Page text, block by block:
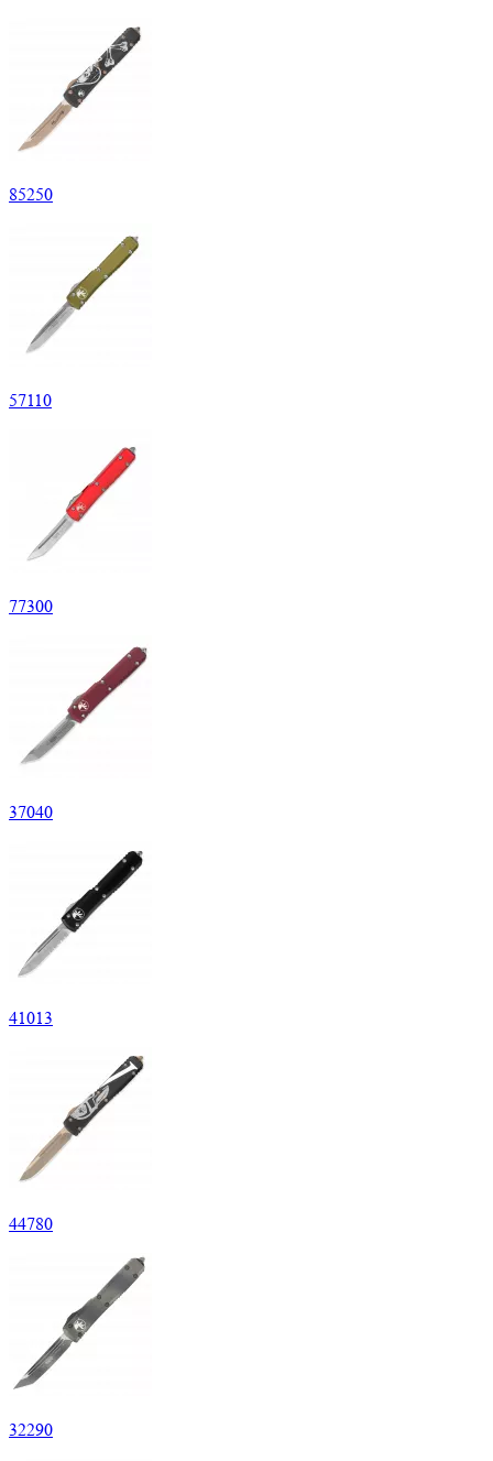
85250
57110
77300
37040
41013
44780
32290